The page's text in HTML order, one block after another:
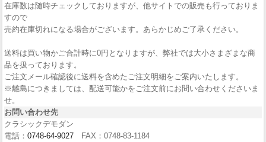
在庫数は随時チェックしておりますが、他サイトでの販売も行っておりま
すので
売約在庫切れになる場合がございます。あらかじめご了承ください。
送料は買い物かご合計時に0円となりますが、弊社では大小さまざまな商
品を扱っております。
ご注文メール確認後に送料を含めたご注文明細をご案内いたします。
※離島につきましては、配送可能かをご注文前にお問い合わせくださいま
せ。
お問い合わせ先
クラシックデモダン
電話： 0748-64-9027 FAX：0748-83-1184